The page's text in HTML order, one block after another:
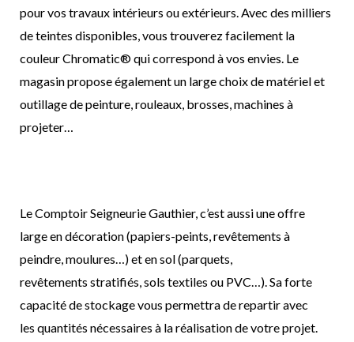
pour vos travaux intérieurs ou extérieurs. Avec des milliers
de teintes disponibles, vous trouverez facilement la
couleur Chromatic® qui correspond à vos envies. Le
magasin propose également un large choix de matériel et
outillage de peinture, rouleaux, brosses, machines à
projeter…
Le Comptoir Seigneurie Gauthier, c’est aussi une offre
large en décoration (papiers-peints, revêtements à
peindre, moulures…) et en sol (parquets,
revêtements stratifiés, sols textiles ou PVC…). Sa forte
capacité de stockage vous permettra de repartir avec
les quantités nécessaires à la réalisation de votre projet.